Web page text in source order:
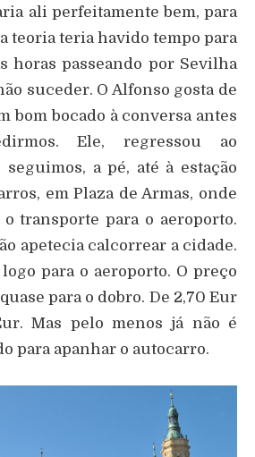
ali perfeitamente bem, para
teoria teria havido tempo para
horas passeando por Sevilha
suceder. O Alfonso gosta de
bom bocado à conversa antes
Ele, regressou ao
a pé, até à estação
em Plaza de Armas, onde
o transporte para o aeroporto.
apetecia calcorrear a cidade.
para o aeroporto. O preço
para o dobro. De 2,70 Eur
Mas pelo menos já não é
para apanhar o autocarro.